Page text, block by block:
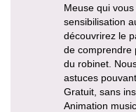
Meuse qui
sensibilisation
découvrirez le
de comprendre
du robinet.
astuces
Gratuit, sans
Animation